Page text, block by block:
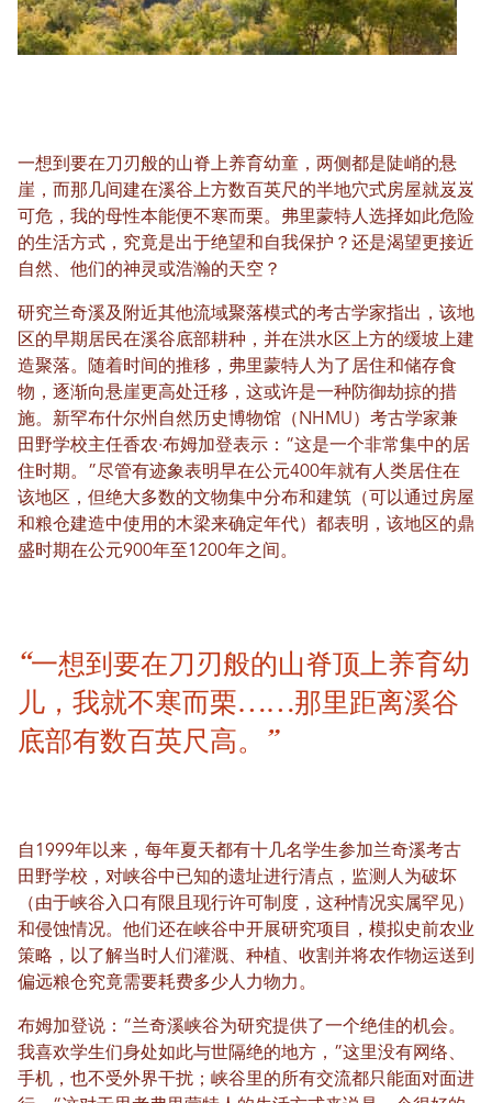
一想到要在刀刃般的山脊上养育幼童，两侧都是陡峭的悬
崖，而那几间建在溪谷上方数百英尺的半地穴式房屋就岌岌
可危，我的母性本能便不寒而栗。弗里蒙特人选择如此危险
的生活方式，究竟是出于绝望和自我保护？还是渴望更接近
自然、他们的神灵或浩瀚的天空？
研究兰奇溪及附近其他流域聚落模式的考古学家指出，该地
区的早期居民在溪谷底部耕种，并在洪水区上方的缓坡上建
造聚落。随着时间的推移，弗里蒙特人为了居住和储存食
物，逐渐向悬崖更高处迁移，这或许是一种防御劫掠的措
施。新罕布什尔州自然历史博物馆（NHMU）考古学家兼
田野学校主任香农·布姆加登表示：“这是一个非常集中的居
住时期。”尽管有迹象表明早在公元400年就有人类居住在
该地区，但绝大多数的文物集中分布和建筑（可以通过房屋
和粮仓建造中使用的木梁来确定年代）都表明，该地区的鼎
盛时期在公元900年至1200年之间。
“一想到要在刀刃般的山脊顶上养育幼
儿，我就不寒而栗……那里距离溪谷
底部有数百英尺高。”
自1999年以来，每年夏天都有十几名学生参加兰奇溪考古
田野学校，对峡谷中已知的遗址进行清点，监测人为破坏
（由于峡谷入口有限且现行许可制度，这种情况实属罕见）
和侵蚀情况。他们还在峡谷中开展研究项目，模拟史前农业
策略，以了解当时人们灌溉、种植、收割并将农作物运送到
偏远粮仓究竟需要耗费多少人力物力。
布姆加登说：“兰奇溪峡谷为研究提供了一个绝佳的机会。
我喜欢学生们身处如此与世隔绝的地方，”这里没有网络、
手机，也不受外界干扰；峡谷里的所有交流都只能面对面进